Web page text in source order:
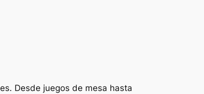
Desde juegos de mesa hasta